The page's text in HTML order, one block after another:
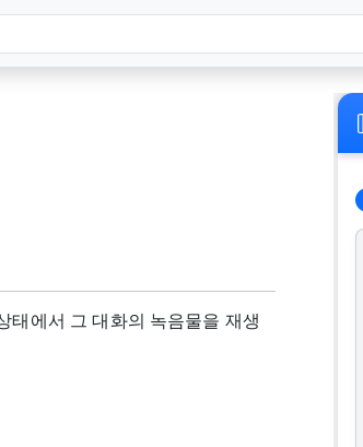
태에서 그 대화의 녹음물을 재생